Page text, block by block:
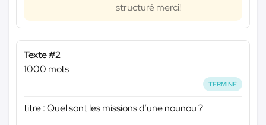
structuré merci!
Texte #2
1000 mots
TERMINÉ
titre : Quel sont les missions d’une nounou ?